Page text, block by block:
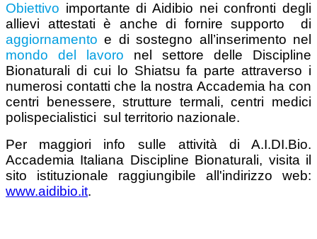
Obiettivo importante di Aidibio nei confronti degli
allievi attestati è anche di fornire supporto di
aggiornamento e di sostegno all’inserimento nel
mondo del lavoro nel settore delle Discipline
Bionaturali di cui lo Shiatsu fa parte attraverso i
numerosi contatti che la nostra Accademia ha con
centri benessere, strutture termali, centri medici
polispecialistici sul territorio nazionale.
Per maggiori info sulle attività di A.I.DI.Bio.
Accademia Italiana Discipline Bionaturali, visita il
sito istituzionale raggiungibile all'indirizzo web:
www.aidibio.it.